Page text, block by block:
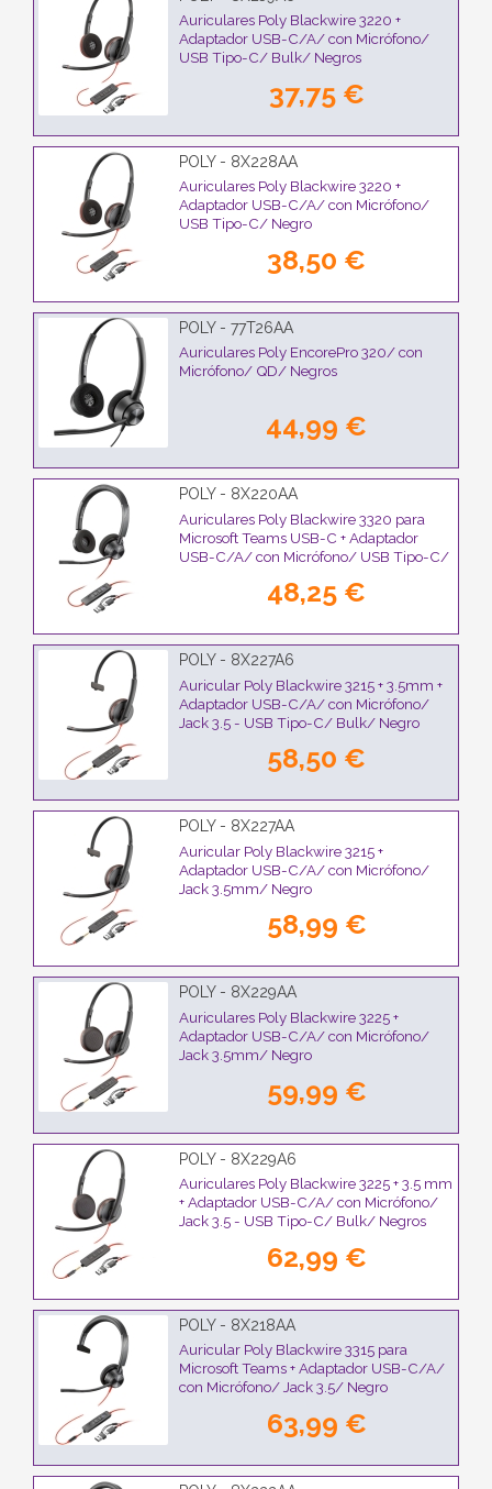
Auriculares Poly Blackwire 3220 +
Adaptador USB-C/A/ con Micrófono/
USB Tipo-C/ Bulk/ Negros
37,75 €
POLY - 8X228AA
Auriculares Poly Blackwire 3220 +
Adaptador USB-C/A/ con Micrófono/
USB Tipo-C/ Negro
38,50 €
POLY - 77T26AA
Auriculares Poly EncorePro 320/ con
Micrófono/ QD/ Negros
44,99 €
POLY - 8X220AA
Auriculares Poly Blackwire 3320 para
Microsoft Teams USB-C + Adaptador
USB-C/A/ con Micrófono/ USB Tipo-C/
48,25 €
POLY - 8X227A6
Auricular Poly Blackwire 3215 + 3.5mm +
Adaptador USB-C/A/ con Micrófono/
Jack 3.5 - USB Tipo-C/ Bulk/ Negro
58,50 €
POLY - 8X227AA
Auricular Poly Blackwire 3215 +
Adaptador USB-C/A/ con Micrófono/
Jack 3.5mm/ Negro
58,99 €
POLY - 8X229AA
Auriculares Poly Blackwire 3225 +
Adaptador USB-C/A/ con Micrófono/
Jack 3.5mm/ Negro
59,99 €
POLY - 8X229A6
Auriculares Poly Blackwire 3225 + 3.5 mm
+ Adaptador USB-C/A/ con Micrófono/
Jack 3.5 - USB Tipo-C/ Bulk/ Negros
62,99 €
POLY - 8X218AA
Auricular Poly Blackwire 3315 para
Microsoft Teams + Adaptador USB-C/A/
con Micrófono/ Jack 3.5/ Negro
63,99 €